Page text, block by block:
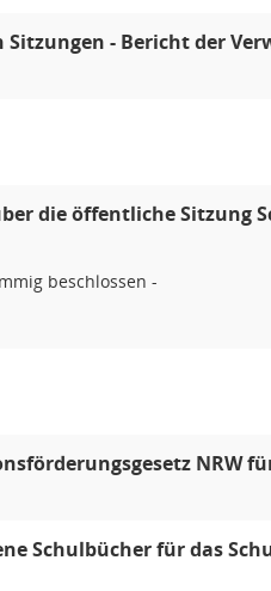
Sitzungen - Bericht der
die öffentliche Sitzung
beschlossen -
NRW
Schulbücher für das